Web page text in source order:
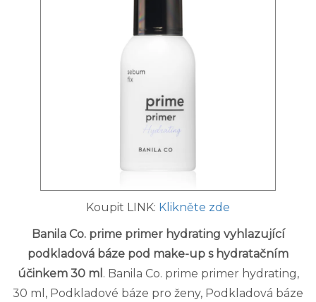
Koupit LINK: Klikněte zde
Banila Co. prime primer hydrating vyhlazující
podkladová báze pod make-up s hydratačním
účinkem 30 ml . Banila Co. prime primer hydrating,
30 ml, Podkladové báze pro ženy, Podkladová báze